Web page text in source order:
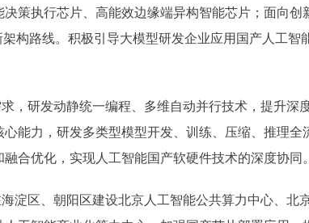
策执行芯片、高能效边缘端异构智能芯片；面向创
构路线。积极引导大模型研发企业应用国产人工智
研发动静统一编程、多维自动并行技术，提升深
能力，研发多类型模型开发、训练、压缩、推理全
合优化，实现人工智能国产软硬件技术的深度协同。
区、朝阳区建设北京人工智能公共算力中心、北